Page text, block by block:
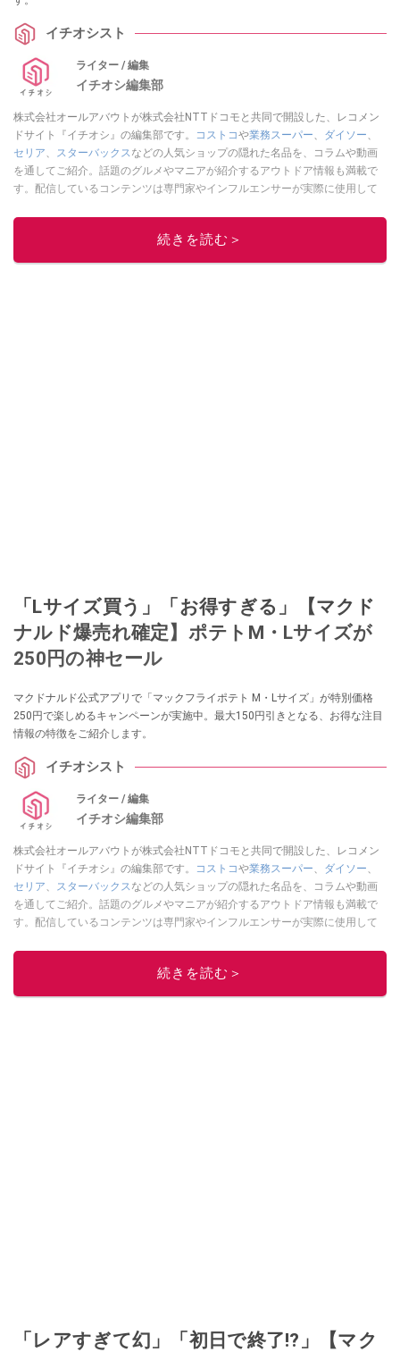
イチオシスト
ライター / 編集
イチオシ編集部
株式会社オールアバウトが株式会社NTTドコモと共同で開設した、レコメン
ドサイト『イチオシ』の編集部です。
コストコや業務スーパー ダイソー
セリア
スターバックス などの人気ショップの隠れた名品を、コラムや動画
を通してご紹介。話題のグルメやマニアが紹介するアウトドア情報も満載で
す。配信しているコンテンツは専門家やインフルエンサーが実際に使用して
ニュースでフォロー
続きを読む＞
「Lサイズ買う」「お得すぎる」【マクド
ナルド爆売れ確定】ポテトM・Lサイズが
250円の神セール
マクドナルド公式アプリで「マックフライポテト M・Lサイズ」が特別価格
250円で楽しめるキャンペーンが実施中。最大150円引きとなる、お得な注目
情報の特徴をご紹介します。
イチオシスト
ライター / 編集
イチオシ編集部
株式会社オールアバウトが株式会社NTTドコモと共同で開設した、レコメン
ドサイト『イチオシ』の編集部です。
コストコや業務スーパー ダイソー
セリア
スターバックス などの人気ショップの隠れた名品を、コラムや動画
を通してご紹介。話題のグルメやマニアが紹介するアウトドア情報も満載で
す。配信しているコンテンツは専門家やインフルエンサーが実際に使用して
ニュースでフォロー
続きを読む＞
「レアすぎて幻」「初日で終了!?」【マク